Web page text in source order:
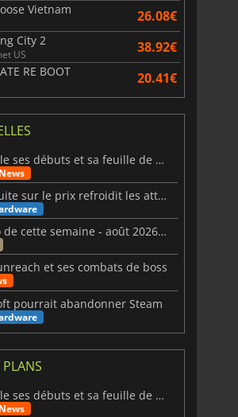
Vietnam 26.08€
City 2
US 38.92€
RE BOOT 20.41€
MARVEL Tōkon dévoile ses débuts et sa feuille de route
Steam Frame : une fuite sur le prix refroidit les attentes VR
Sorties de jeux vidéo de cette semaine - août 2026 (semaine 32)
et ses combats de boss
pourrait abandonner Steam
MARVEL Tōkon dévoile ses débuts et sa feuille de route